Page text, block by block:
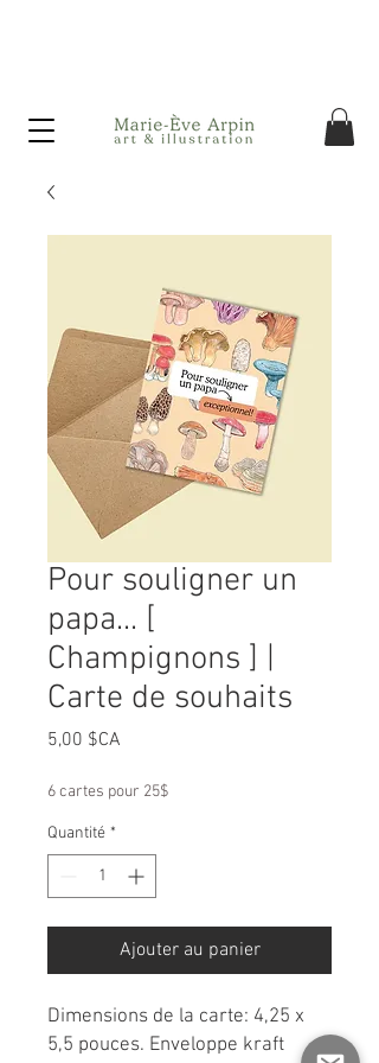
Pour souligner un
papa... [
Champignons ] |
Carte de souhaits
5,00 $CA
6 cartes pour 25$
Quantité *
Ajouter au panier
Dimensions de la carte: 4,25 x
5,5 pouces. Enveloppe kraft